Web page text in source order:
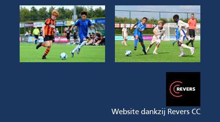
Website dankzij Revers CC